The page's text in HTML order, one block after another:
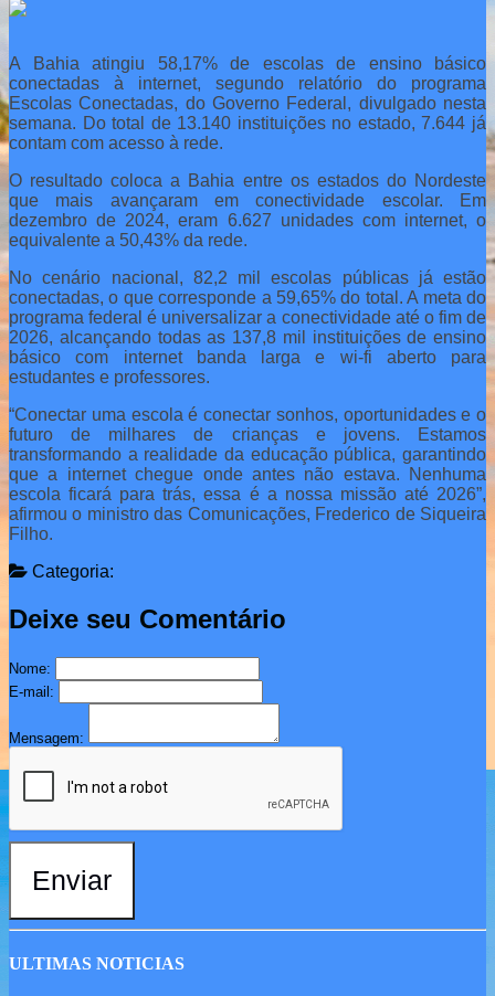
A Bahia atingiu 58,17% de escolas de ensino básico
conectadas à internet, segundo relatório do programa
Escolas Conectadas, do Governo Federal, divulgado nesta
semana. Do total de 13.140 instituições no estado, 7.644 já
contam com acesso à rede.
O resultado coloca a Bahia entre os estados do Nordeste
que mais avançaram em conectividade escolar. Em
dezembro de 2024, eram 6.627 unidades com internet, o
equivalente a 50,43% da rede.
No cenário nacional, 82,2 mil escolas públicas já estão
conectadas, o que corresponde a 59,65% do total. A meta do
programa federal é universalizar a conectividade até o fim de
2026, alcançando todas as 137,8 mil instituições de ensino
básico com internet banda larga e wi-fi aberto para
estudantes e professores.
“Conectar uma escola é conectar sonhos, oportunidades e o
futuro de milhares de crianças e jovens. Estamos
transformando a realidade da educação pública, garantindo
que a internet chegue onde antes não estava. Nenhuma
escola ficará para trás, essa é a nossa missão até 2026”,
afirmou o ministro das Comunicações, Frederico de Siqueira
Filho.
Categoria:
Deixe seu Comentário
Nome:
E-mail:
Mensagem:
Enviar
ULTIMAS NOTICIAS